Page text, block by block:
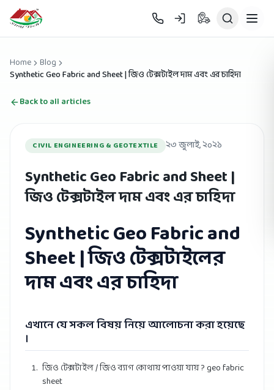
Skip to main content
Home
Blog
Synthetic Geo Fabric and Sheet | জিও টেক্সটাইল দাম এবং এর চাহিদা
Back to all articles
CIVIL ENGINEERING & GEOTEXTILE ২৩ জুলাই, ২০২১
Synthetic Geo Fabric and Sheet |
জিও টেক্সটাইল দাম এবং এর চাহিদা
Synthetic Geo Fabric and
Sheet | জিও টেক্সটাইলের
দাম এবং এর চাহিদা
এখানে যে সকল বিষয় নিয়ে আলোচনা করা হয়েছে
।
জিও টেক্সটাইল / জিও ব্যাগ কোথায় পাওয়া যায় ? geo fabric
sheet